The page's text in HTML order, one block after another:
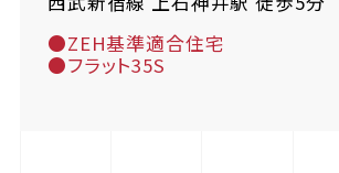
●ZEH基準適合住宅
●フラット35S